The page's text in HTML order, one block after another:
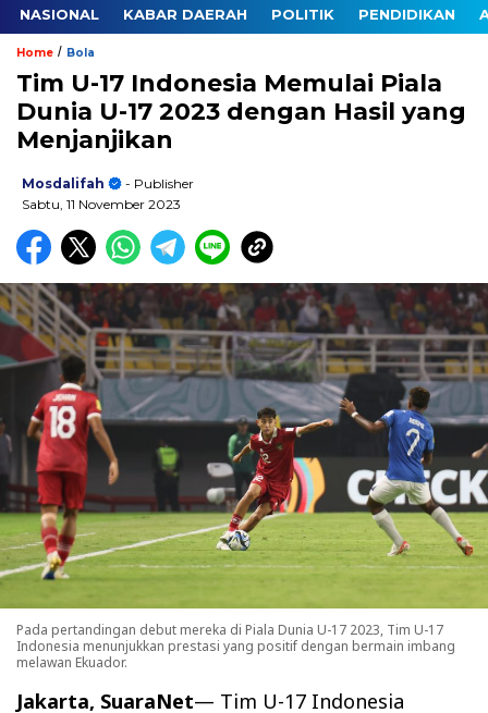
NASIONAL KABAR DAERAH POLITIK PENDIDIKAN
Home / Bola
Tim U-17 Indonesia Memulai Piala
Dunia U-17 2023 dengan Hasil yang
Menjanjikan
Mosdalifah
- Publisher
Sabtu, 11 November 2023
Pada pertandingan debut mereka di Piala Dunia U-17 2023, Tim U-17
Indonesia menunjukkan prestasi yang positif dengan bermain imbang
melawan Ekuador.
Jakarta, SuaraNet— Tim U-17 Indonesia